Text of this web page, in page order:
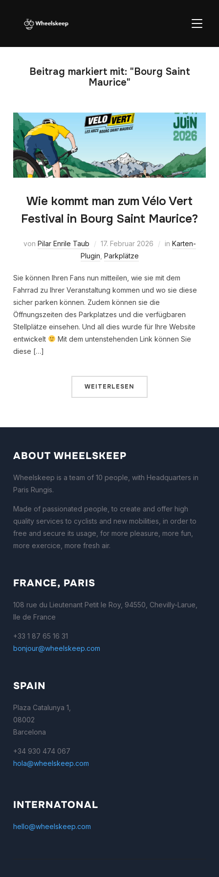
Beitrag markiert mit: "Bourg Saint
Maurice"
Wie kommt man zum Vélo Vert
Festival in Bourg Saint Maurice?
von Pilar Enrile Taub 17. Februar 2026 in Karten-
Plugin Parkplätze
Sie können Ihren Fans nun mitteilen, wie sie mit dem
Fahrrad zu Ihrer Veranstaltung kommen und wo sie diese
sicher parken können. Zudem können sie die
Öffnungszeiten des Parkplatzes und die verfügbaren
Stellplätze einsehen. Und all dies wurde für Ihre Website
entwickelt
Mit dem untenstehenden Link können Sie
diese […]
WEITERLESEN
ABOUT WHEELSKEEP
Wheelskeep is a team of 10 people, with Headquarters in
Paris Rungis.
Made of passionated people, to create and offer high
quality services to cyclists and new mobilities, in order to
free and secure its usage, for more pleasure, more fun,
more exercice, more fresh air.
FRANCE, PARIS
108 rue du Lieutenant Petit le Roy, 94550, Chevilly-Larue,
Ile de France
+33 1 87 65 16 31
bonjour@wheelskeep.com
SPAIN
Plaza Catalunya 1,
08002
Barcelona
+34 930 474 067
hola@wheelskeep.com
INTERNATONAL
hello@wheelskeep.com